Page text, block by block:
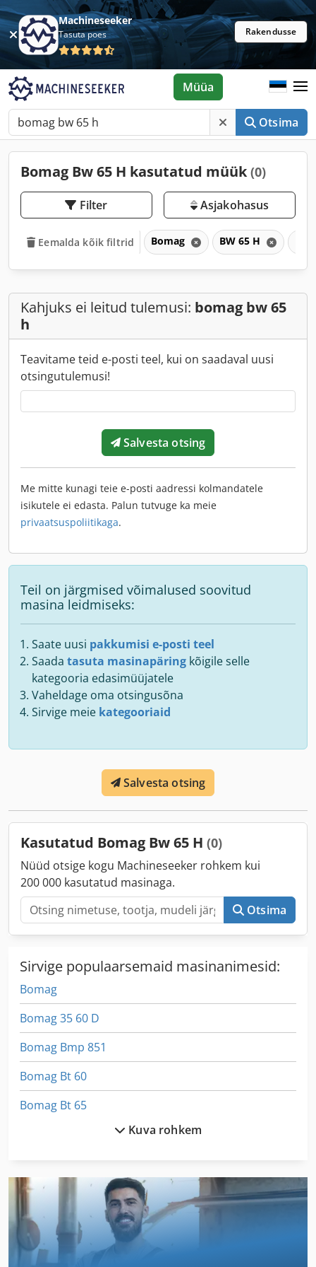
Machineseeker
Tasuta poes Rakendusse
Otsima
Müüa
Bomag Bw 65 H kasutatud müük (0)
Filter Asjakohasus
Eemalda kõik filtrid Bomag BW 65 H
Kahjuks ei leitud tulemusi: bomag bw 65
h
Teavitame teid e-posti teel, kui on saadaval uusi
otsingutulemusi!
Salvesta otsing
Me mitte kunagi teie e-posti aadressi kolmandatele
isikutele ei edasta. Palun tutvuge ka meie
privaatsuspoliitikaga.
Teil on järgmised võimalused soovitud
masina leidmiseks:
Saate uusi pakkumisi e-posti teel
Saada tasuta masinapäring kõigile selle
kategooria edasimüüjatele
Vaheldage oma otsingusõna
Sirvige meie kategooriaid
Salvesta otsing
Kasutatud Bomag Bw 65 H (0)
Nüüd otsige kogu Machineseeker rohkem kui
200 000 kasutatud masinaga.
Otsima
Sirvige populaarsemaid masinanimesid:
Bomag
Bomag 35 60 D
Bomag Bmp 851
Bomag Bt 60
Bomag Bt 65
Bomag Bw 100 Ad 3
Bomag Bw 100 Ad 4
Bomag Bw 120
Kuva rohkem